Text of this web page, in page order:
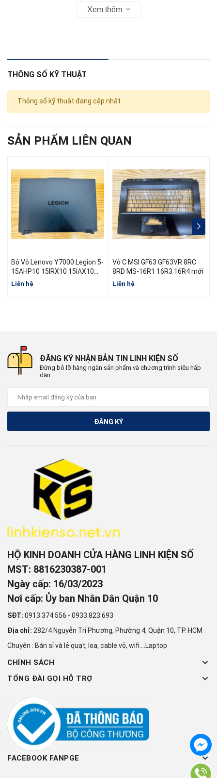
Xem thêm
THÔNG SỐ KỸ THUẬT
Thông số kỹ thuật đang cập nhật.
SẢN PHẨM LIÊN QUAN
Bộ Vỏ Lenovo Y7000 Legion 5-
15AHP10 15IRX10 15IAX10
R7000 Y7000 Đời 2025
Liên hệ
Vỏ C MSI GF63 GF63VR 8RC
8RD MS-16R1 16R3 16R4 mới
Liên hệ
ĐĂNG KÝ NHẬN BẢN TIN LINH KIỆN SỐ
Đừng bỏ lỡ hàng ngàn sản phẩm và chương trình siêu hấp
dẫn
ĐĂNG KÝ
HỘ KINH DOANH CỬA HÀNG LINH KIỆN SỐ
MST: 8816230387-001
Ngày cấp: 16/03/2023
Nơi cấp: Ủy ban Nhân Dân Quận 10
SĐT: 0913.374.556 - 0933.823.693
Địa chỉ: 282/4 Nguyễn Tri Phương, Phường 4, Quận 10, TP. HCM
Chuyên : Bán sỉ và lẻ quạt, loa, cable vỏ, wifi....Laptop
CHÍNH SÁCH
TỔNG ĐÀI GỌI HỖ TRỢ
FACEBOOK FANPGE